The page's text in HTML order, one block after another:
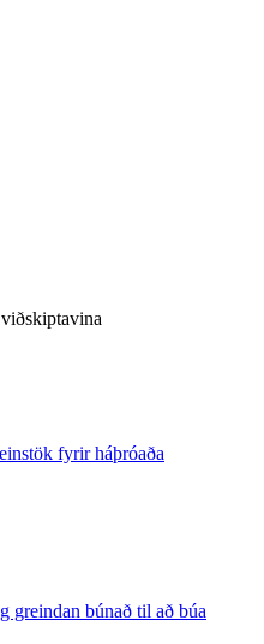
fyrir háþróaða
greindan búnað til að búa